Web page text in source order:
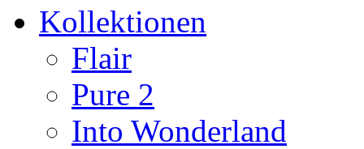
Kollektionen
Flair
Pure 2
Into Wonderland